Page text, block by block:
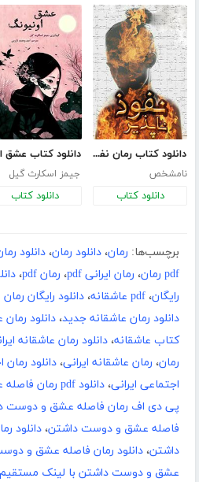
دانلود کتاب رمان نفوذ ناپذیر
نامشخص
دانلود کتاب
جیمز اسکارث گیل
دانلود کتاب
برچسب‌ها: رمان، دانلود رمان، دانلود
pdf رمان
، رمان ایرانی pdf ، رمان pdf ،
رایگان، pdf عاشقانه ، دانلود رایگان
دانلود رمان عاشقانه جدید، دانلود رمان
کتاب عاشقانه، دانلود رمان عاشقانه
رمان، رمان عاشقانه ایرانی، دانلود
اجتماعی ایرانی، دانلود pdf رمان فاصله عشق و دوست داشتن
پی دی اف رمان فاصله عشق و دوست
فاصله عشق و دوست داشتن، دانلود
داشتن، دانلود رمان فاصله عشق و
عشق و دوست داشتن با لینک مستقیم